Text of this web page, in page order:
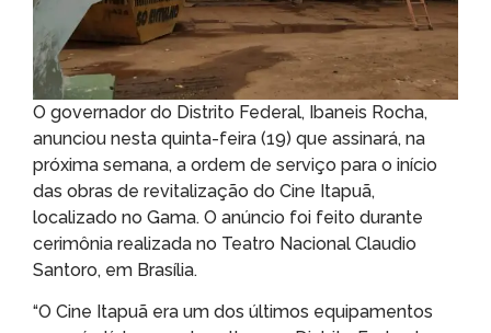
O governador do Distrito Federal, Ibaneis Rocha,
anunciou nesta quinta-feira (19) que assinará, na
próxima semana, a ordem de serviço para o início
das obras de revitalização do Cine Itapuã,
localizado no Gama. O anúncio foi feito durante
cerimônia realizada no Teatro Nacional Claudio
Santoro, em Brasília.
“O Cine Itapuã era um dos últimos equipamentos